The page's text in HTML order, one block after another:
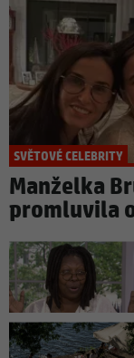
SVĚTOVÉ CELEBRITY
Manželka
promluvila